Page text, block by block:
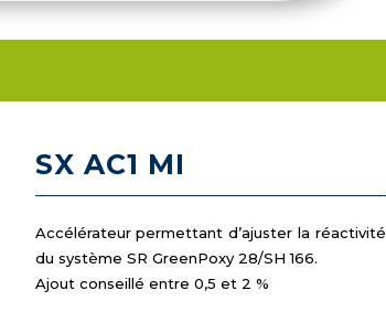
SX AC1 MI
Accélérateur permettant d’ajuster la réactivité
du système SR GreenPoxy 28/SH 166.
Ajout conseillé entre 0,5 et 2 %